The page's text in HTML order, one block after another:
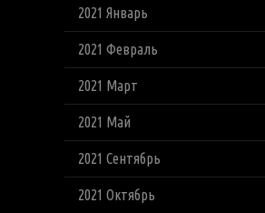
2021 Январь
2021 Февраль
2021 Март
2021 Май
2021 Сентябрь
2021 Октябрь